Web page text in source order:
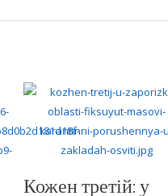
Кожен третій: у